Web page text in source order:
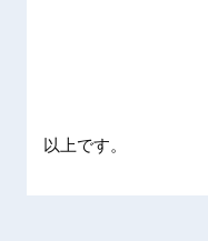
以上です。